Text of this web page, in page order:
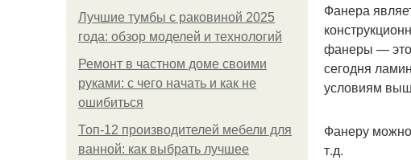
Лучшие тумбы с раковиной 2025
года: обзор моделей и технологий
Ремонт в частном доме своими
руками: с чего начать и как не
ошибиться
Топ-12 производителей мебели для
ванной: как выбрать лучшее
Фанера
фанеры — это
сегодня
условиям
Фанеру
т.д.